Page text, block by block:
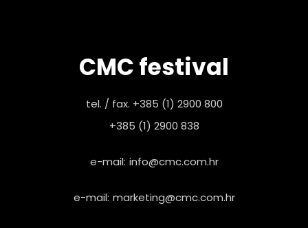
CMC festival
tel. / fax. +385 (1) 2900 800
+385 (1) 2900 838
e-mail: info@cmc.com.hr
e-mail: marketing@cmc.com.hr